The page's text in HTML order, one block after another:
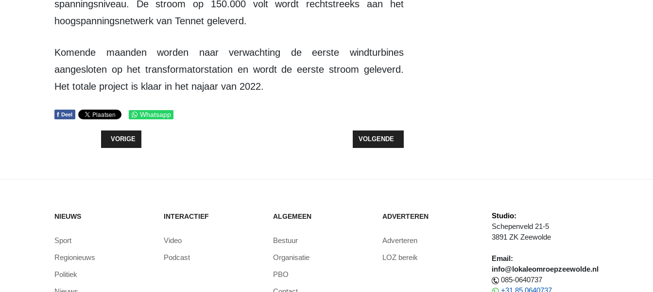
spanningsniveau. De stroom op 150.000 volt wordt rechtstreeks aan het
hoogspanningsnetwerk van Tennet geleverd.
Komende maanden worden naar verwachting de eerste windturbines
aangesloten op het transformatorstation en wordt de eerste stroom geleverd.
Het totale project is klaar in het najaar van 2022.
f Deel Whatsapp
VORIG ARTIKEL: LAND ART WEEKEND 2021 - 5 & 6 JUNI
VORIGE VOLGENDE ARTIKEL: FLEVOLAND DOET ENERGIEBOD VOOR DE TOEKOMST
VOLGENDE
NIEUWS
Sport
Regionieuws
Politiek
INTERACTIEF
Video
Podcast
ALGEMEEN
Bestuur
Organisatie
PBO
ADVERTEREN
Adverteren
LOZ bereik
Studio:
Schepenveld 21-5
3891 ZK Zeewolde
Email:
info@lokaleomroepzeewolde.nl
085-0640737
+31 85 0640737